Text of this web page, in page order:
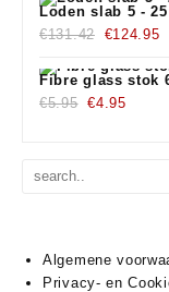
was:
Loden slab 5 -
€131.42
was:
€131.42.
€124.95
Fibre glass stok
€5.95 €4.95Huidige
Algemene
Privacy- en